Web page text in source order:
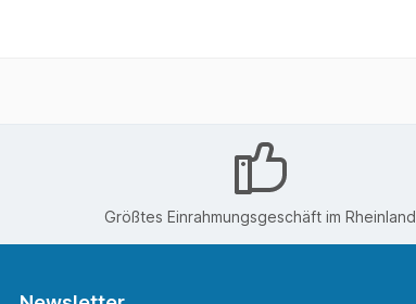
Größtes Einrahmungsgeschäft im Rheinland